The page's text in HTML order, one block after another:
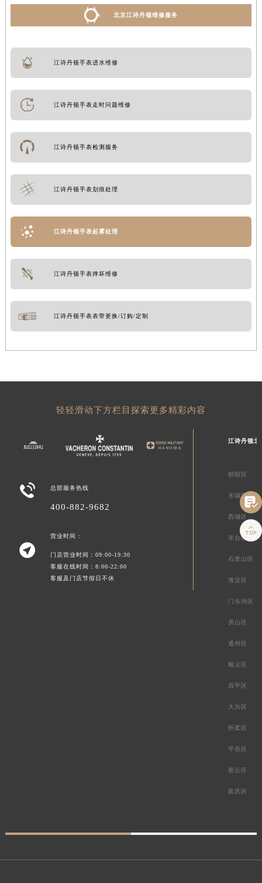
北京江诗丹顿维修服务
江诗丹顿手表进水维修
江诗丹顿手表走时问题维修
江诗丹顿手表检测服务
江诗丹顿手表划痕处理
江诗丹顿手表起雾处理
江诗丹顿手表摔坏维修
江诗丹顿手表表带更换/订购/定制
轻轻滑动下方栏目探索更多精彩内容
 总部服务热线
400-882-9682

营业时间：
门店营业时间：09:00-19:30
客服在线时间：8:00-22:00
客服及门店节假日不休
江诗丹顿北
朝阳区
东城区
西城区
丰台区
石景山区
海淀区
门头沟区
房山区
通州区
顺义区
昌平区
大兴区
怀柔区
平谷区
密云区
延庆区

